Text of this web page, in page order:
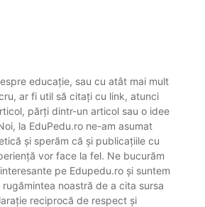
educație, sau cu atât mai mult
ar fi util să citați cu link, atunci
părți dintr-un articol sau o idee
la EduPedu.ro ne-am asumat
și sperăm că și publicațiile cu
vor face la fel. Ne bucurăm
pe Edupedu.ro și suntem
noastră de a cita sursa
reciprocă de respect și